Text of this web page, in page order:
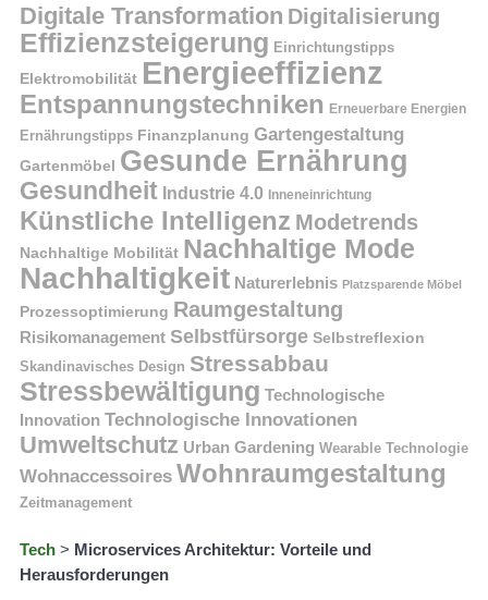
Digitale Transformation Digitalisierung
Effizienzsteigerung Einrichtungstipps
Elektromobilität Energieeffizienz
Entspannungstechniken Erneuerbare Energien
Ernährungstipps Finanzplanung Gartengestaltung
Gartenmöbel Gesunde Ernährung
Gesundheit Industrie 4.0 Inneneinrichtung
Künstliche Intelligenz Modetrends
Nachhaltige Mobilität Nachhaltige Mode
Nachhaltigkeit Naturerlebnis Platzsparende Möbel
Prozessoptimierung Raumgestaltung
Risikomanagement Selbstfürsorge Selbstreflexion
Skandinavisches Design Stressabbau
Stressbewältigung Technologische
Innovation Technologische Innovationen
Umweltschutz Urban Gardening Wearable Technologie
Wohnaccessoires Wohnraumgestaltung
Zeitmanagement
Tech > Microservices Architektur: Vorteile und
Herausforderungen